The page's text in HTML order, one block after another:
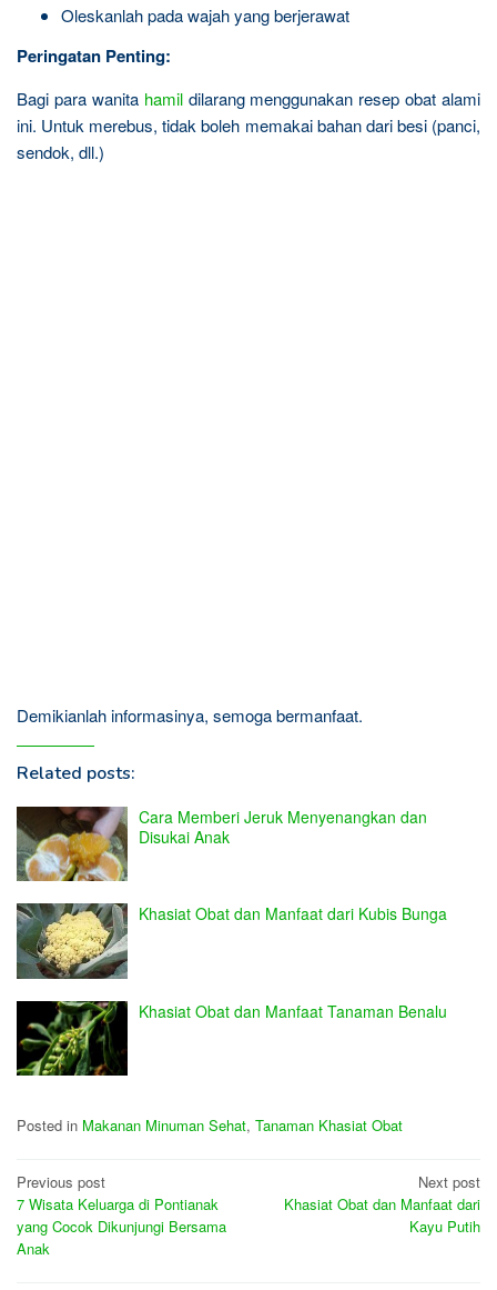
Oleskanlah pada wajah yang berjerawat
Peringatan Penting:
Bagi para wanita hamildilarang menggunakan resep obat alami
ini. Untuk merebus, tidak boleh memakai bahan dari besi (panci,
sendok, dll.)
Demikianlah informasinya, semoga bermanfaat.
Related posts:
Cara Memberi Jeruk Menyenangkan dan
Disukai Anak
Khasiat Obat dan Manfaat dari Kubis Bunga
Khasiat Obat dan Manfaat Tanaman Benalu
Posted in Makanan Minuman Sehat, Tanaman Khasiat Obat
Post
navigation
Previous post
7 Wisata Keluarga di Pontianak
yang Cocok Dikunjungi Bersama
Anak
Next post
Khasiat Obat dan Manfaat dari
Kayu Putih